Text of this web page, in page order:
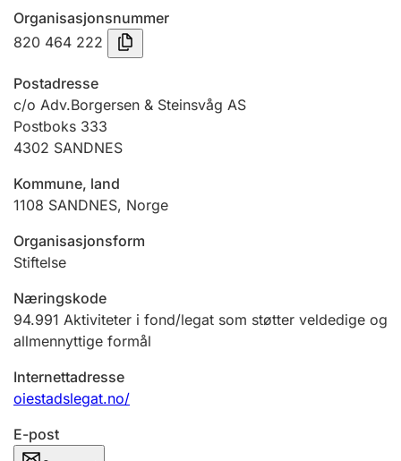
Tinglysing
Jeger
Betaling og jegeravgiftskort
Ektepaktveileder
Offentlig sektor
Andre tema
Organisasjonsnummer
820 464 222
Postadresse
c/o Adv.Borgersen & Steinsvåg AS
Postboks 333
4302 SANDNES
Kommune, land
1108 SANDNES, Norge
Organisasjonsform
Stiftelse
Næringskode
94.991 Aktiviteter i fond/legat som støtter veldedige og
allmennyttige formål
Internettadresse
oiestadslegat.no/
E-post